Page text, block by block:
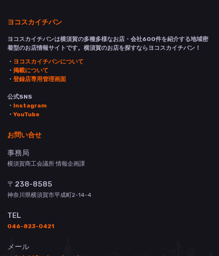
ヨコスカイチバン
ヨコスカイチバンは横須賀の多種多様なお店・会社600件を紹介する地域密
着型のお店情報サイトです。横須賀のお店を探すならヨコスカイチバン！
・ ヨコスカイチバンについて
・ 掲載について
・ 登録店専用管理画面
公式SNS
・ Instagram
・ YouTube
お問い合せ
事務局
横須賀商工会議所 情報企画課
〒238-8585
神奈川県横須賀市平成町2-14-4
TEL
046-823-0421
メール